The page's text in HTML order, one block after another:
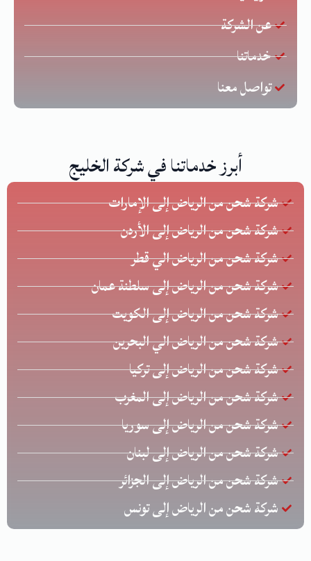
عن الشركة
خدماتنا
تواصل معنا
أبرز خدماتنا في شركة الخليج
شركة شحن من الرياض إلى الإمارات
شركة شحن من الرياض إلى الأردن
شركة شحن من الرياض الي قطر
شركة شحن من الرياض إلى سلطنة عمان
شركة شحن من الرياض إلى الكويت
شركة شحن من الرياض الي البحرين
شركة شحن من الرياض إلى تركيا
شركة شحن من الرياض إلى المغرب
شركة شحن من الرياض إلى سوريا
شركة شحن من الرياض إلى لبنان
شركة شحن من الرياض إلى الجزائر
شركة شحن من الرياض إلى تونس